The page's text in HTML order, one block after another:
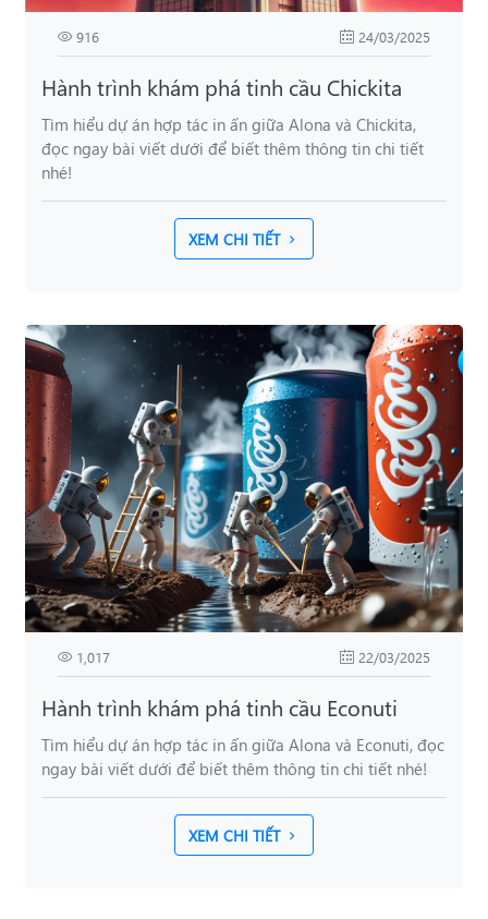
916 24/03/2025
Hành trình khám phá tinh cầu Chickita
Tìm hiểu dự án hợp tác in ấn giữa Alona và Chickita,
đọc ngay bài viết dưới để biết thêm thông tin chi tiết
nhé!
XEM CHI TIẾT
1,017 22/03/2025
Hành trình khám phá tinh cầu Econuti
Tìm hiểu dự án hợp tác in ấn giữa Alona và Econuti, đọc
ngay bài viết dưới để biết thêm thông tin chi tiết nhé!
XEM CHI TIẾT